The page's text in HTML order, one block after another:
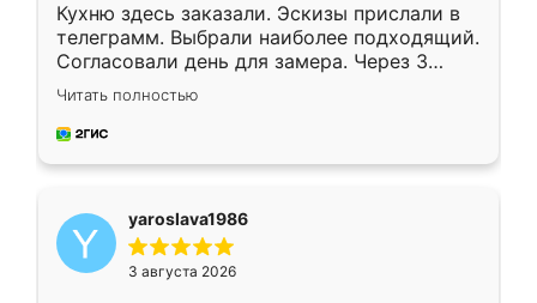
Кухню здесь заказали. Эскизы прислали в
телеграмм. Выбрали наиболее подходящий.
Согласовали день для замера. Через 3
недели кухня была уже готова. Остались
довольны работой. Спасибо Ренессанс
мебель за качественную работу!
Читать полностью
yaroslava1986
3 августа 2026